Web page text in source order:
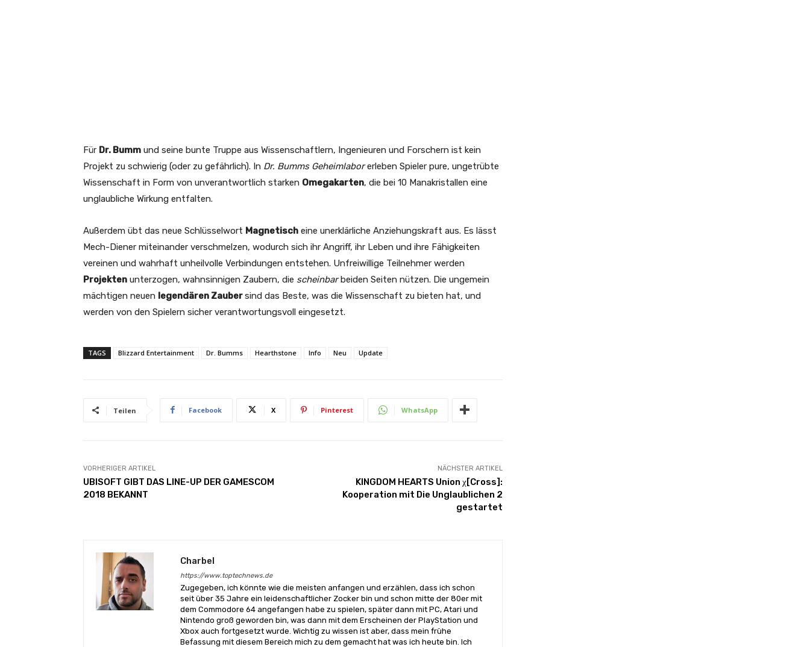
Für Dr. Bumm und seine bunte Truppe aus Wissenschaftlern, Ingenieuren und Forschern ist kein
Projekt zu schwierig (oder zu gefährlich). In Dr. Bumms Geheimlaborerleben Spieler pure, ungetrübte
Wissenschaft in Form von unverantwortlich starken Omegakarten, die bei 10 Manakristallen eine
unglaubliche Wirkung entfalten.
Außerdem übt das neue Schlüsselwort Magnetisch eine unerklärliche Anziehungskraft aus. Es lässt
Mech-Diener miteinander verschmelzen, wodurch sich ihr Angriff, ihr Leben und ihre Fähigkeiten
vereinen und wahrhaft unheilvolle Verbindungen entstehen. Unfreiwillige Teilnehmer werden
Projekten unterzogen, wahnsinnigen Zaubern, die scheinbarbeiden Seiten nützen. Die ungemein
mächtigen neuen legendären Zaubersind das Beste, was die Wissenschaft zu bieten hat, und
werden von den Spielern sicher verantwortungsvoll eingesetzt.
TAGS Blizzard Entertainment Dr. Bumms Hearthstone Info Neu Update
Teilen Facebook X Pinterest WhatsApp
VORHERIGER ARTIKEL
UBISOFT GIBT DAS LINE-UP DER GAMESCOM
2018 BEKANNT
NÄCHSTER ARTIKEL
KINGDOM HEARTS Union χ[Cross]:
Kooperation mit Die Unglaublichen 2
gestartet
Charbel
https://www.toptechnews.de
Zugegeben, ich könnte wie die meisten anfangen und erzählen, dass ich schon
seit über 35 Jahre ein leidenschaftlicher Zocker bin und schon mitte der 80er mit
dem Commodore 64 angefangen habe zu spielen, später dann mit PC, Atari und
Nintendo groß geworden bin, was dann mit dem Erscheinen der PlayStation und
Xbox auch fortgesetzt wurde. Wichtig zu wissen ist aber, dass mein frühe
Befassung mit diesem Bereich mich zu dem gemacht hat was ich heute bin. Ich